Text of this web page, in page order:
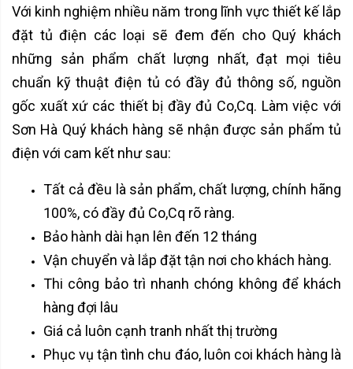
Với kinh nghiệm nhiều năm trong lĩnh vực thiết kế lắp
đặt tủ điện các loại sẽ đem đến cho Quý khách
những sản phẩm chất lượng nhất, đạt mọi tiêu
chuẩn kỹ thuật điện tủ có đầy đủ thông số, nguồn
gốc xuất xứ các thiết bị đầy đủ Co,Cq. Làm việc với
Sơn Hà Quý khách hàng sẽ nhận được sản phẩm tủ
điện với cam kết như sau:
Tất cả đều là sản phẩm, chất lượng, chính hãng
100%, có đầy đủ Co,Cq rõ ràng.
Bảo hành dài hạn lên đến 12 tháng
Vận chuyển và lắp đặt tận nơi cho khách hàng.
Thi công bảo trì nhanh chóng không để khách
hàng đợi lâu
Giá cả luôn cạnh tranh nhất thị trường
Phục vụ tận tình chu đáo, luôn coi khách hàng là